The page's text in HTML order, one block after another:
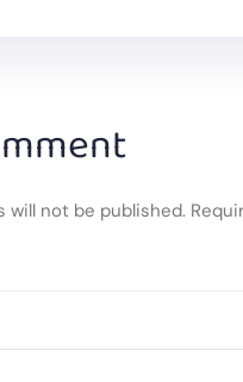
will not be published.